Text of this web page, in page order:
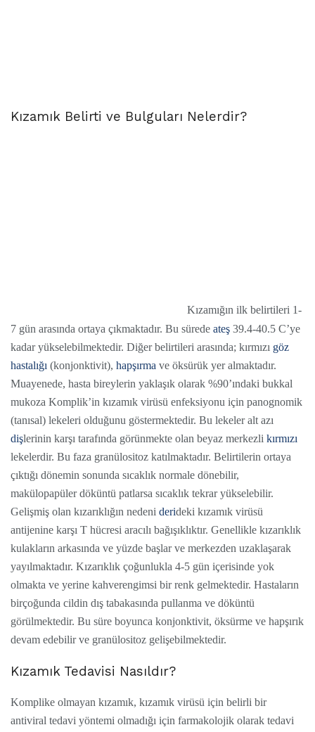
Kızamık Belirti ve Bulguları Nelerdir?
Kızamığın ilk belirtileri 1-
7 gün arasında ortaya çıkmaktadır. Bu sürede ateş 39.4-40.5 C’ye
kadar yükselebilmektedir. Diğer belirtileri arasında; kırmızı göz
hastalığı (konjonktivit), hapşırma ve öksürük yer almaktadır.
Muayenede, hasta bireylerin yaklaşık olarak %90’ındaki bukkal
mukoza Komplik’in kızamık virüsü enfeksiyonu için panognomik
(tanısal) lekeleri olduğunu göstermektedir. Bu lekeler alt azı
dişlerinin karşı tarafında görünmekte olan beyaz merkezli kırmızı
lekelerdir. Bu faza granülositoz katılmaktadır. Belirtilerin ortaya
çıktığı dönemin sonunda sıcaklık normale dönebilir,
makülopapüler döküntü patlarsa sıcaklık tekrar yükselebilir.
Gelişmiş olan kızarıklığın nedeni derideki kızamık virüsü
antijenine karşı T hücresi aracılı bağışıklıktır. Genellikle kızarıklık
kulakların arkasında ve yüzde başlar ve merkezden uzaklaşarak
yayılmaktadır. Kızarıklık çoğunlukla 4-5 gün içerisinde yok
olmakta ve yerine kahverengimsi bir renk gelmektedir. Hastaların
birçoğunda cildin dış tabakasında pullanma ve döküntü
görülmektedir. Bu süre boyunca konjonktivit, öksürme ve hapşırık
devam edebilir ve granülositoz gelişebilmektedir.
Kızamık Tedavisi Nasıldır?
Komplike olmayan kızamık, kızamık virüsü için belirli bir
antiviral tedavi yöntemi olmadığı için farmakolojik olarak tedavi